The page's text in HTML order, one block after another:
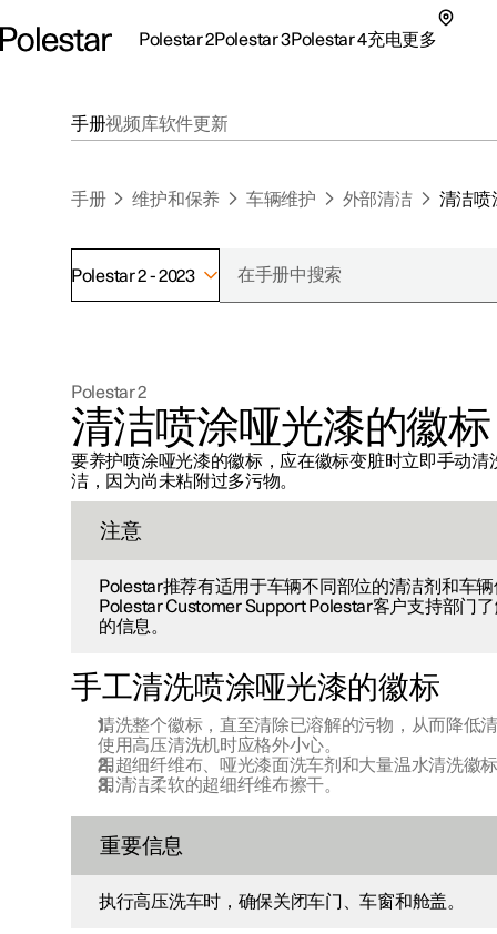
Polestar 2Polestar 3Polestar 4充电更多
联系我们
极星官方二手车
探索Polestar 3
联系我们
公共充电
家庭充电
车主服务
新闻
注册新闻
（在新窗
手册视频库软件更新
手册 维护和保养 车辆维护 外部清洁 清洁喷
Polestar 2 - 2023
Polestar 2
清洁喷涂哑光漆的徽标
要养护喷涂哑光漆的徽标，应在徽标变脏时立即手动清
洁，因为尚未粘附过多污物。
注意
Polestar推荐有适用于车辆不同部位的清洁剂和车
Polestar Customer Support Polestar客户支持部门
的信息。
手工清洗喷涂哑光漆的徽标
清洗整个徽标，直至清除已溶解的污物，从而降低
使用高压清洗机时应格外小心。
用超细纤维布、哑光漆面洗车剂和大量温水清洗徽
用清洁柔软的超细纤维布擦干。
重要信息
执行高压洗车时，确保关闭车门、车窗和舱盖。